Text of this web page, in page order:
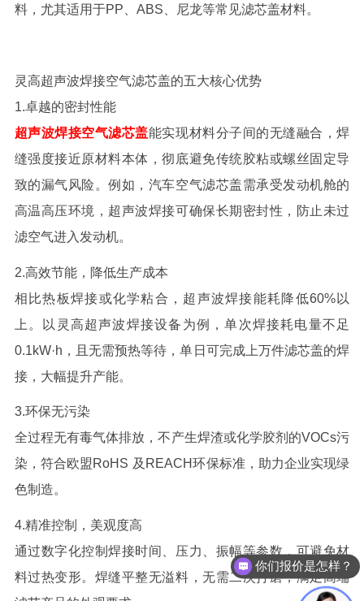
料，尤其适用于PP、 ABS、尼龙等常见滤芯盖材料。
灵高超声波焊接空气滤芯盖的五大核心优势
1.卓越的密封性能
超声波焊接空气滤芯盖能实现材料分子间的无缝融合，焊
缝强度接近原材料本体，彻底避免传统胶粘或螺丝固定导
致的漏气风险。例如，汽车空气滤芯盖需承受发动机舱的
高温高压环境，超声波焊接可确保长期密封性，防止未过
滤空气进入发动机。
2.高效节能，降低生产成本
相比热板焊接或化学粘合，超声波焊接能耗降低60%以
上。以灵高超声波焊接设备为例，单次焊接耗电量不足
0.1kW·h ，且无需预热等待，单日可完成上万件滤芯盖的焊
接，大幅提升产能。
3.环保无污染
全过程无有毒气体排放，不产生焊渣或化学胶剂的VOCs污
染，符合欧盟 RoHS 及 REACH环保标准，助力企业实现绿
色制造。
4.精准控制，美观度高
通过数字化控制焊接时间、压力、振幅等参数，可避免材
料过热变形。焊缝平整无溢料，无需二次打磨，满足高端
你们报价是怎样？
可以做代理 / 经销商吗？